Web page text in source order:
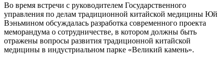
Во время встречи с руководителем Государственного
управления по делам традиционной китайской медицины Юй
Вэньмином обсуждалась разработка современного проекта
меморандума о сотрудничестве, в котором должны быть
отражены вопросы развития традиционной китайской
медицины в индустриальном парке «Великий камень».